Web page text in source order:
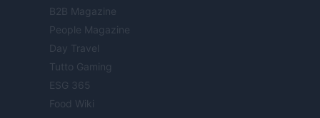
B2B Magazine
People Magazine
Day Travel
Tutto Gaming
ESG 365
Food Wiki